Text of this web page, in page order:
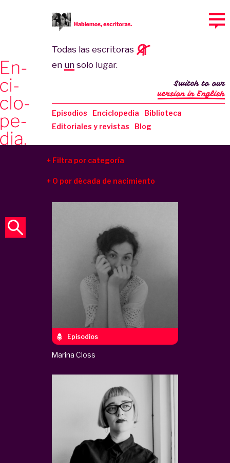
Todas las escritoras
en un solo lugar.
Episodios Enciclopedia
Biblioteca
Editoriales y revistas
Blog
Switch to our
version in English
Filtra por categoría
O por década de nacimiento
Episodios
Marina Closs